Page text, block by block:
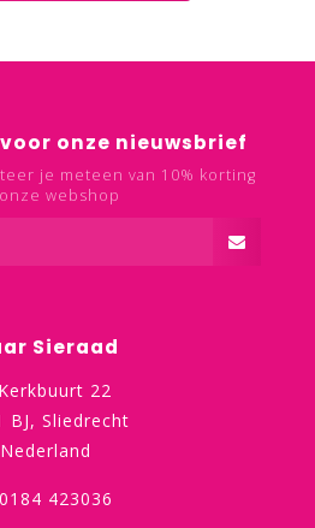
onze nieuwsbrief
je meteen van 10% korting
webshop
Sieraad
Kerkbuurt 22
BJ, Sliedrecht
Nederland
0184 423036